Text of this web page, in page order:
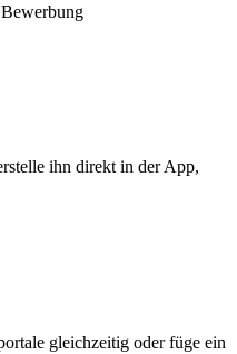
ihn direkt in der App,
gleichzeitig oder füge ein